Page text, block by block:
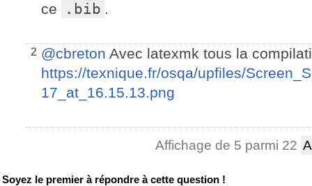
ce .bib .
2 @cbreton Avec latexmk tous la
https://texnique.fr/osqa/upfiles/
17_at_16.15.13.png
Affichage de 5 parmi 22
Soyez le premier à répondre à cette question !